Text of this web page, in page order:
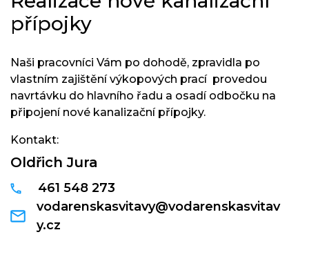
přípojky
Naši pracovníci Vám po dohodě, zpravidla po
vlastním zajištění výkopových prací provedou
navrtávku do hlavního řadu a osadí odbočku na
připojení nové kanalizační přípojky.
Kontakt:
Oldřich Jura
461 548 273
vodarenskasvitavy@vodarenskasvitav
y.cz